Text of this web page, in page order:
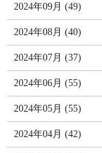
2024年09月 (49)
2024年08月 (40)
2024年07月 (37)
2024年06月 (55)
2024年05月 (55)
2024年04月 (42)